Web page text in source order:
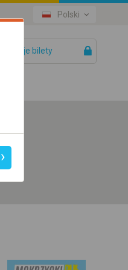
Polski
Twoje bilety